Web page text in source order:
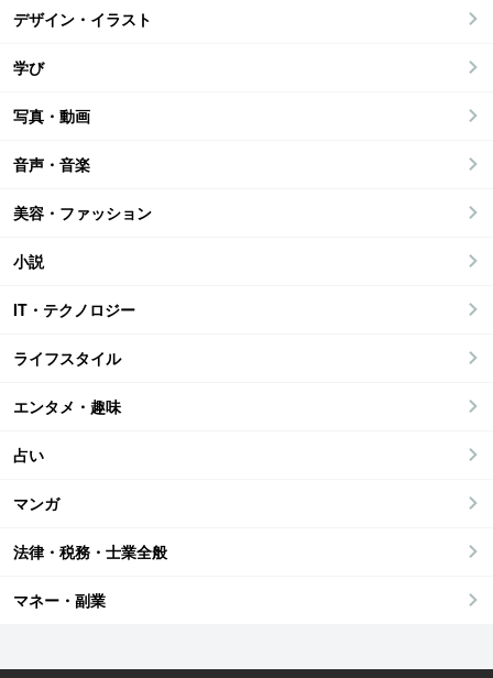
デザイン・イラスト
学び
写真・動画
音声・音楽
美容・ファッション
小説
IT・テクノロジー
ライフスタイル
エンタメ・趣味
占い
マンガ
法律・税務・士業全般
マネー・副業